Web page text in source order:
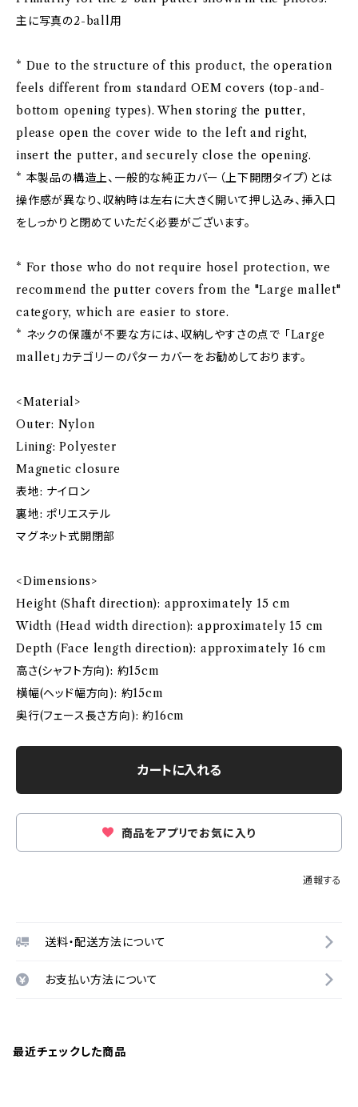
主に写真の2-ball用
* Due to the structure of this product, the operation
feels different from standard OEM covers (top-and-
bottom opening types). When storing the putter,
please open the cover wide to the left and right,
insert the putter, and securely close the opening.
* 本製品の構造上、一般的な純正カバー（上下開閉タイプ）とは
操作感が異なり、収納時は左右に大きく開いて押し込み、挿入口
をしっかりと閉めていただく必要がございます。
* For those who do not require hosel protection, we
recommend the putter covers from the "Large mallet"
category, which are easier to store.
* ネックの保護が不要な方には、収納しやすさの点で 「Large
mallet」カテゴリーのパターカバーをお勧めしております。
<Material>
Outer: Nylon
Lining: Polyester
Magnetic closure
表地: ナイロン
裏地: ポリエステル
マグネット式開閉部
<Dimensions>
Height (Shaft direction): approximately 15 cm
Width (Head width direction): approximately 15 cm
Depth (Face length direction): approximately 16 cm
高さ(シャフト方向): 約15cm
横幅(ヘッド幅方向): 約15cm
奥行(フェース長さ方向): 約16cm
カートに入れる
商品をアプリでお気に入り
通報する
送料・配送方法について
お支払い方法について
最近チェックした商品